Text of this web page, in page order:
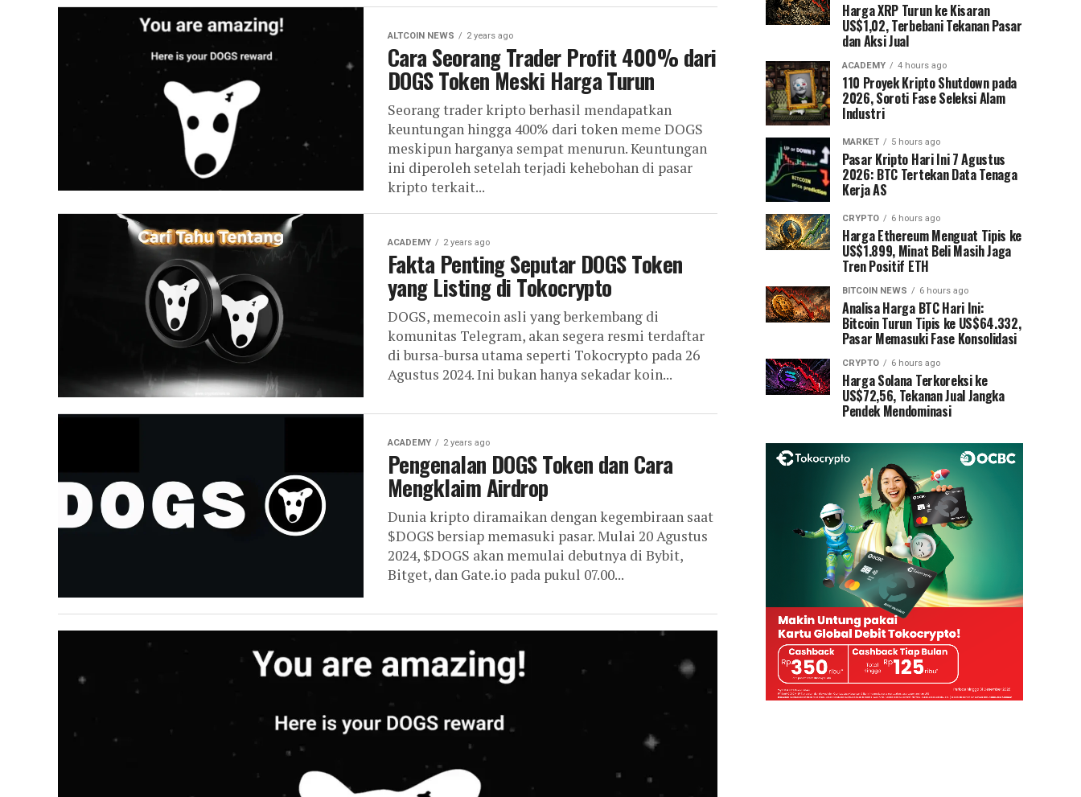
ALTCOIN NEWS 2 years ago
Cara Seorang Trader Profit 400% dari
DOGS Token Meski Harga Turun
Seorang trader kripto berhasil mendapatkan
keuntungan hingga 400% dari token meme DOGS
meskipun harganya sempat menurun. Keuntungan
ini diperoleh setelah terjadi kehebohan di pasar
kripto terkait...
ACADEMY 2 years ago
Fakta Penting Seputar DOGS Token
yang Listing di Tokocrypto
DOGS, memecoin asli yang berkembang di
komunitas Telegram, akan segera resmi terdaftar
di bursa-bursa utama seperti Tokocrypto pada 26
Agustus 2024. Ini bukan hanya sekadar koin...
ACADEMY 2 years ago
Pengenalan DOGS Token dan Cara
Mengklaim Airdrop
Dunia kripto diramaikan dengan kegembiraan saat
$DOGS bersiap memasuki pasar. Mulai 20 Agustus
2024, $DOGS akan memulai debutnya di Bybit,
Bitget, dan Gate.io pada pukul 07.00...
Harga XRP Turun ke Kisaran
US$1,02, Terbebani Tekanan Pasar
dan Aksi Jual
ACADEMY 4 hours ago
110 Proyek Kripto Shutdown pada
2026, Soroti Fase Seleksi Alam
Industri
MARKET 5 hours ago
Pasar Kripto Hari Ini 7 Agustus
2026: BTC Tertekan Data Tenaga
Kerja AS
CRYPTO 6 hours ago
Harga Ethereum Menguat Tipis ke
US$1.899, Minat Beli Masih Jaga
Tren Positif ETH
BITCOIN NEWS 6 hours ago
Analisa Harga BTC Hari Ini:
Bitcoin Turun Tipis ke US$64.332,
Pasar Memasuki Fase Konsolidasi
CRYPTO 6 hours ago
Harga Solana Terkoreksi ke
US$72,56, Tekanan Jual Jangka
Pendek Mendominasi